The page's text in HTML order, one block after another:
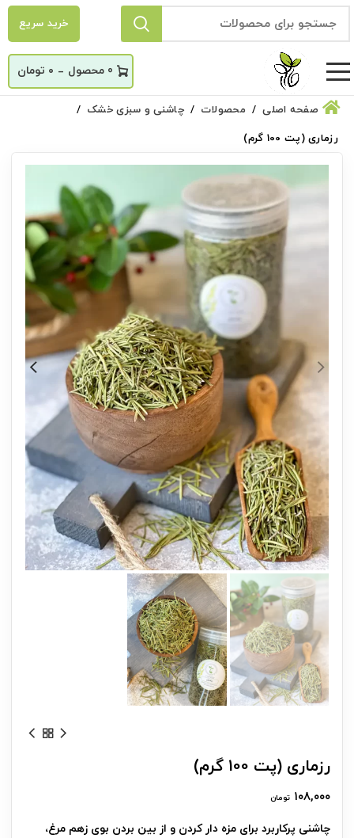
خرید سریع
0
_ ۰ تومان
صفحه اصلی محصولات
چاشنی و سبزی خشک
رزماری (پت 100 گرم)
رزماری (پت 100 گرم)
۱۰۸,۰۰۰ تومان
چاشنی پرکاربرد برای مزه دار کردن و از بین بردن بوی زهم مرغ،